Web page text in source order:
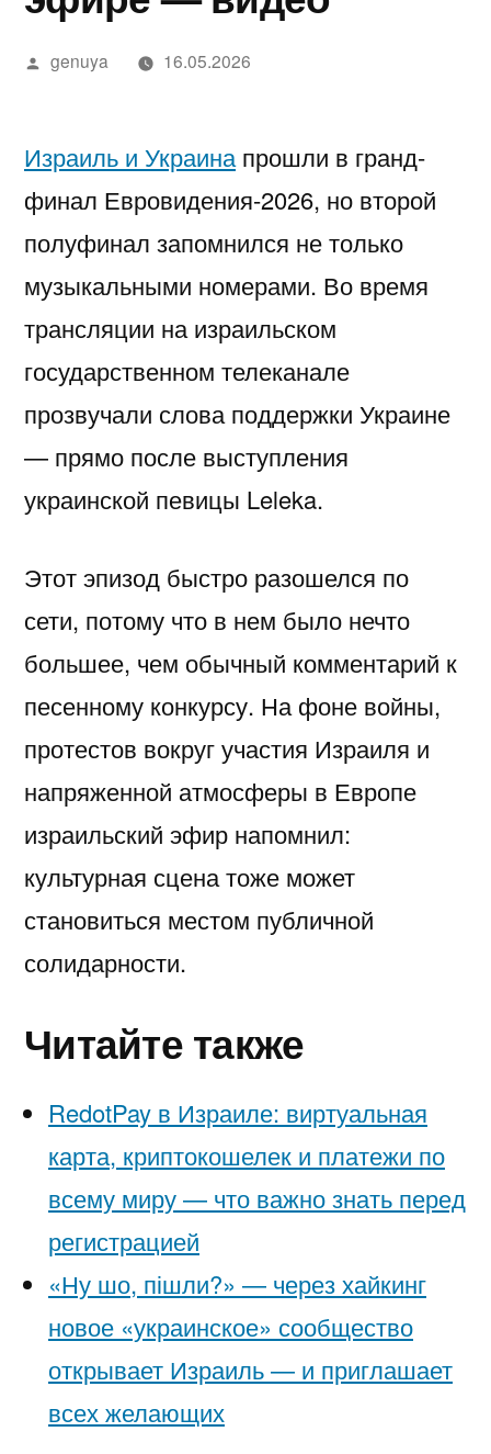
—
בישראל
בהלם
וכיצד
להגן
על
עצמן
2025
You’re
Low-
Key
Trying
to
Pick
Each
Other
в
Google»
מידע,
מודעות
בחיפה
Написано
genuya 16.05.2026
Израиль и Украина прошли в гранд-
финал Евровидения-2026, но второй
полуфинал запомнился не только
музыкальными номерами. Во время
трансляции на израильском
государственном телеканале
прозвучали слова поддержки Украине
— прямо после выступления
украинской певицы Leleka.
Этот эпизод быстро разошелся по
сети, потому что в нем было нечто
большее, чем обычный комментарий к
песенному конкурсу. На фоне войны,
протестов вокруг участия Израиля и
напряженной атмосферы в Европе
израильский эфир напомнил:
культурная сцена тоже может
становиться местом публичной
солидарности.
Читайте также
RedotPay в Израиле: виртуальная
карта, криптокошелек и платежи по
всему миру — что важно знать перед
регистрацией
«Ну шо, пішли?» — через хайкинг
новое «украинское» сообщество
открывает Израиль — и приглашает
всех желающих